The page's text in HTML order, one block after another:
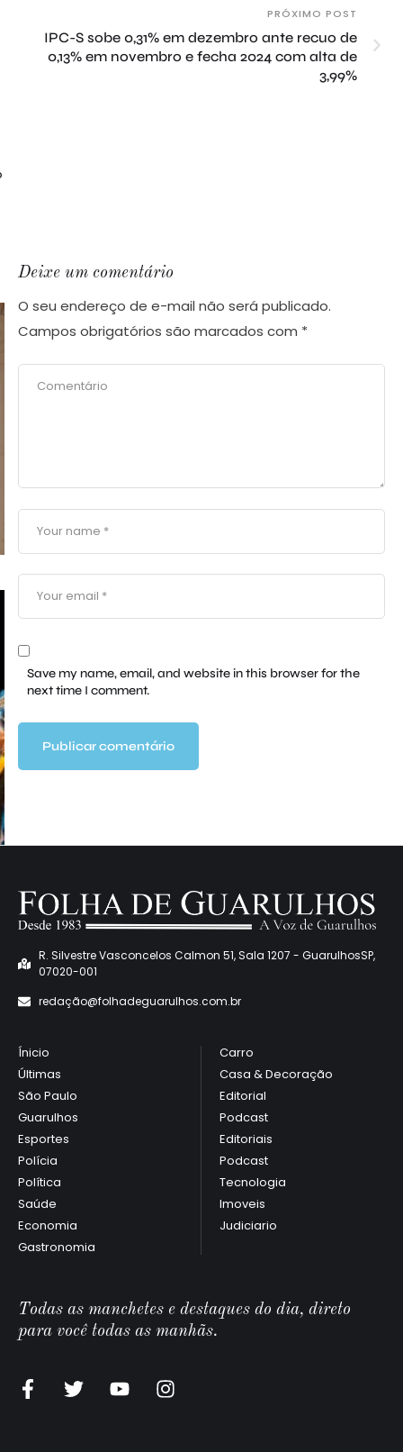
PRÓXIMO POST
IPC-S sobe 0,31% em dezembro ante recuo de
0,13% em novembro e fecha 2024 com alta de
3,99%
Deixe um comentário
O seu endereço de e-mail não será publicado.
Campos obrigatórios são marcados com *
Save my name, email, and website in this browser for the
next time I comment.
R. Silvestre Vasconcelos Calmon 51, Sala 1207 - GuarulhosSP,
07020-001
redação@folhadeguarulhos.com.br
Ínicio
Últimas
São Paulo
Guarulhos
Esportes
Polícia
Política
Saúde
Economia
Gastronomia
Carro
Casa & Decoração
Editorial
Podcast
Editoriais
Podcast
Tecnologia
Imoveis
Judiciario
Todas as manchetes e destaques do dia, direto
para você todas as manhãs.